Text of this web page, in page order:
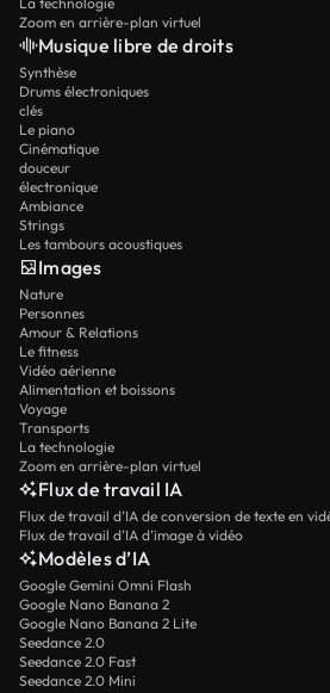
Zoom en arrière-plan virtuel
Musique libre de droits
Synthèse
Drums électroniques
clés
Le piano
Cinématique
douceur
électronique
Ambiance
Strings
Les tambours acoustiques
Images
Nature
Personnes
Amour & Relations
Le fitness
Vidéo aérienne
Alimentation et boissons
Voyage
Transports
La technologie
Zoom en arrière-plan virtuel
Flux de travail IA
Flux de travail d’IA de conversion de texte en
Flux de travail d’IA d’image à vidéo
Modèles d’IA
Google Gemini Omni Flash
Google Nano Banana 2
Google Nano Banana 2 Lite
Seedance 2.0
Seedance 2.0 Fast
Seedance 2.0 Mini